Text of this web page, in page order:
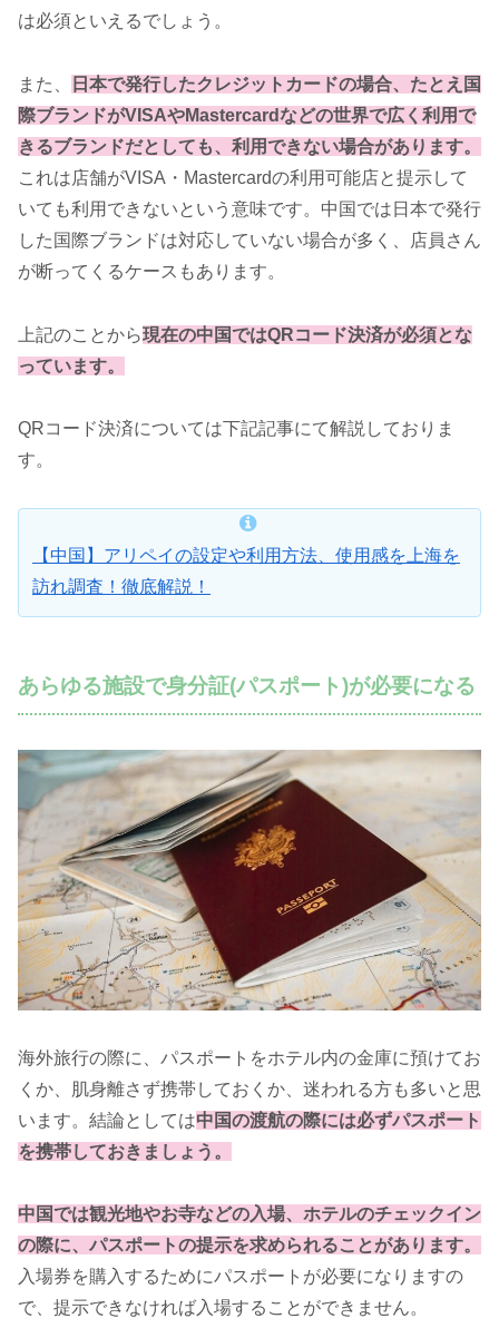
は必須といえるでしょう。
また、
日本で発行したクレジットカードの場合、たとえ国
際ブランドがVISAやMastercardなどの世界で広く利用で
きるブランドだとしても、利用できない場合があります。
これは店舗がVISA・Mastercardの利用可能店と提示して
いても利用できないという意味です。中国では日本で発行
した国際ブランドは対応していない場合が多く、店員さん
が断ってくるケースもあります。
上記のことから現在の中国ではQRコード決済が必須とな
っています。
QRコード決済については下記記事にて解説しておりま
す。
【中国】アリペイの設定や利用方法、使用感を上海を
訪れ調査！徹底解説！
あらゆる施設で身分証(パスポート)が必要になる
海外旅行の際に、パスポートをホテル内の金庫に預けてお
くか、肌身離さず携帯しておくか、迷われる方も多いと思
います。結論としては中国の渡航の際には必ずパスポート
を携帯しておきましょう。
中国では観光地やお寺などの入場、ホテルのチェックイン
の際に、パスポートの提示を求められることがあります。
入場券を購入するためにパスポートが必要になりますの
で、提示できなければ入場することができません。